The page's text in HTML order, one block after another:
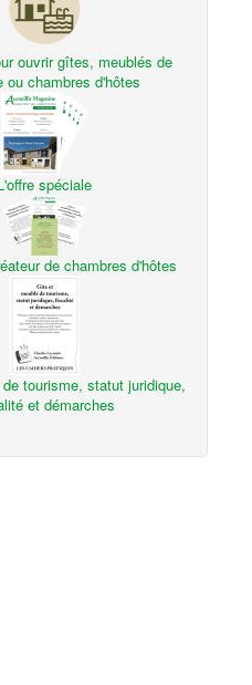
ouvrir gîtes, meublés de
ou chambres d'hôtes
spéciale
de chambres d'hôtes
tourisme, statut juridique,
et démarches